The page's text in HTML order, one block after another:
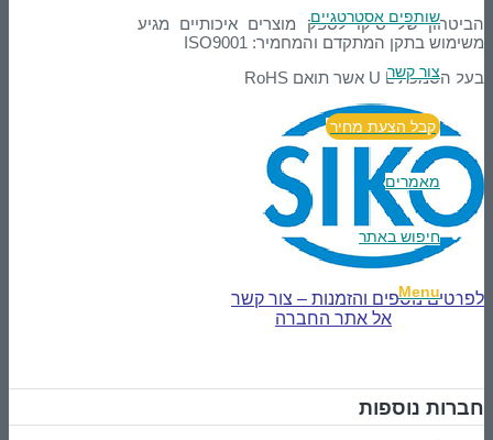
שותפים אסטרטגיים
צור קשר
קבל הצעת מחיר
מאמרים
חיפוש באתר
Menu
הביטחון של סיקו לספק מוצרים איכותיים מגיע
משימוש בתקן המתקדם והמחמיר: ISO9001
בעל הסמכת U L אשר תואם RoHS
לפרטים נוספים והזמנות – צור קשר
אל אתר החברה
חברות נוספות